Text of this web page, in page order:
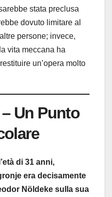
stata preclusa
dovuto limitare al
persone; invece,
vita meccana ha
un’opera molto
Un Punto
di 31 anni,
era decisamente
Nöldeke sulla sua